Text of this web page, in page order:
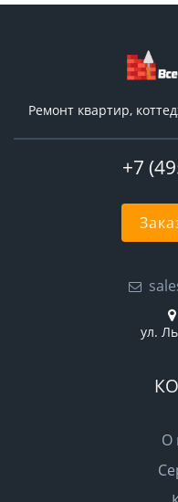
Ремонт квартир,
+7
ул.
О